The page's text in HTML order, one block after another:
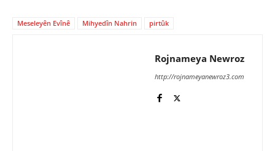
Meseleyên Evînê Mihyedîn Nahrin pirtûk
Rojnameya Newroz
http://rojnameyanewroz3.com